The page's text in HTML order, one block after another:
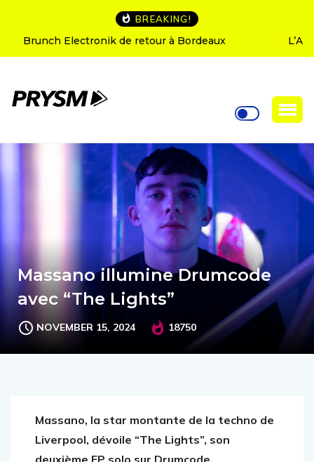
BREAKING!
L’Amnesia Ibiza fête ses 50 ans : le programme des
soirées d’ouverture
Massano illumine Drumcode
avec “The Lights”
18750
Massano, la star montante de la techno de
Liverpool, dévoile “The Lights”, son